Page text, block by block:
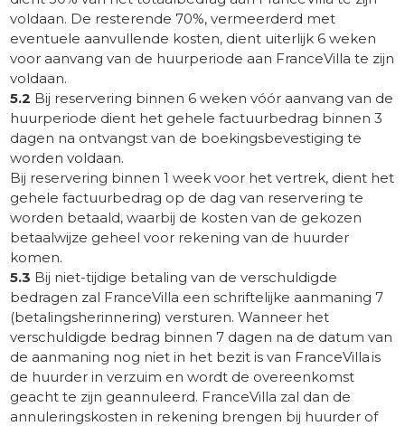
voldaan. De resterende 70%, vermeerderd met
eventuele aanvullende kosten, dient uiterlijk 6 weken
voor aanvang van de huurperiode aan FranceVilla te zijn
voldaan.
5.2 Bij reservering binnen 6 weken vóór aanvang van de
huurperiode dient het gehele factuurbedrag binnen 3
dagen na ontvangst van de boekingsbevestiging te
worden voldaan.
Bij reservering binnen 1 week voor het vertrek, dient het
gehele factuurbedrag op de dag van reservering te
worden betaald, waarbij de kosten van de gekozen
betaalwijze geheel voor rekening van de huurder
komen.
5.3 Bij niet-tijdige betaling van de verschuldigde
bedragen zal FranceVilla een schriftelijke aanmaning 7
(betalingsherinnering) versturen. Wanneer het
verschuldigde bedrag binnen 7 dagen na de datum van
de aanmaning nog niet in het bezit is van FranceVilla is
de huurder in verzuim en wordt de overeenkomst
geacht te zijn geannuleerd. FranceVilla zal dan de
annuleringskosten in rekening brengen bij huurder of